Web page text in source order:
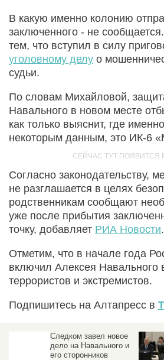
В какую именно колонию
заключенного - не
тем, что вступил в силу
уголовному делу о
судьи.
По словам Михайловой,
Навального в новом месте
как только выяснит, где
некоторым данным, это ИК-6
Согласно законодательству,
не разглашается в целях
родственникам сообщают
уже после прибытия
точку, добавляет РИА Новости.
Отметим, что в начале года
включил Алексея Навального
террористов и экстремистов.
Подпишитесь на Алтапресс в
Следком завел новое
дело на Навального и
его сторонников